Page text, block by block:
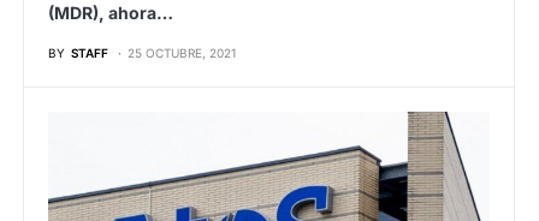
(MDR), ahora…
BY STAFF 25 OCTUBRE, 2021